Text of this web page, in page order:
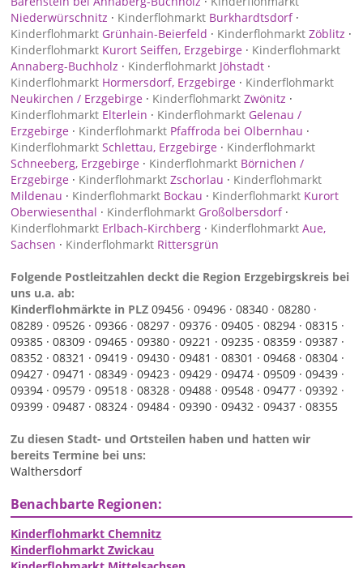
Niederwürschnitz · Kinderflohmarkt Burkhardtsdorf·
Kinderflohmarkt Grünhain-Beierfeld · Kinderflohmarkt Zöblitz ·
Kinderflohmarkt Kurort Seiffen, Erzgebirge · Kinderflohmarkt
Annaberg-Buchholz · Kinderflohmarkt Jöhstadt ·
Kinderflohmarkt Hormersdorf, Erzgebirge · Kinderflohmarkt
Neukirchen / Erzgebirge · Kinderflohmarkt Zwönitz ·
Kinderflohmarkt Elterlein · Kinderflohmarkt Gelenau /
Erzgebirge · Kinderflohmarkt Pfaffroda bei Olbernhau ·
Kinderflohmarkt Schlettau, Erzgebirge · Kinderflohmarkt
Schneeberg, Erzgebirge · Kinderflohmarkt Börnichen /
Erzgebirge · Kinderflohmarkt Zschorlau · Kinderflohmarkt
Mildenau · Kinderflohmarkt Bockau · Kinderflohmarkt Kurort
Oberwiesenthal · Kinderflohmarkt Großolbersdorf·
Kinderflohmarkt Erlbach-Kirchberg · Kinderflohmarkt Aue,
Sachsen · Kinderflohmarkt Rittersgrün
Folgende Postleitzahlen deckt die Region Erzgebirgskreis bei
uns u.a. ab:
Kinderflohmärkte in PLZ09456 ·09496 ·08340 ·08280 ·
08289 ·09526 ·09366 ·08297 ·09376 ·09405 ·08294 ·08315 ·
09385 ·08309 ·09465 ·09380 ·09221 ·09235 ·08359 ·09387 ·
08352 ·08321 ·09419 ·09430 ·09481 ·08301 ·09468 ·08304 ·
09427 ·09471 ·08349 ·09423 ·09429 ·09474 ·09509 ·09439 ·
09394 ·09579 ·09518 ·08328 ·09488 ·09548 ·09477 ·09392 ·
09399 ·09487 ·08324 ·09484 ·09390 ·09432 ·09437 ·08355
Zu diesen Stadt- und Ortsteilen haben und hatten wir
bereits Termine bei uns:
Walthersdorf
Benachbarte Regionen:
Kinderflohmarkt Chemnitz
Kinderflohmarkt Zwickau